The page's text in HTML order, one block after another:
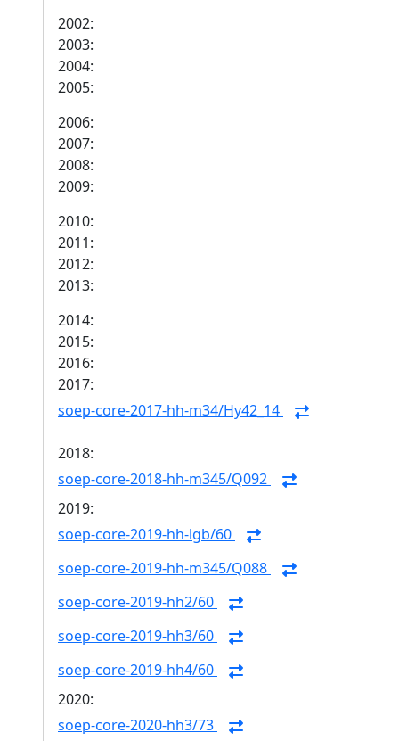
2002:
2003:
2004:
2005:
2006:
2007:
2008:
2009:
2010:
2011:
2012:
2013:
2014:
2015:
2016:
2017:
soep-core-2017-hh-m34/Hy42_14
2018:
soep-core-2018-hh-m345/Q092
2019:
soep-core-2019-hh-lgb/60
soep-core-2019-hh-m345/Q088
soep-core-2019-hh2/60
soep-core-2019-hh3/60
soep-core-2019-hh4/60
2020:
soep-core-2020-hh3/73